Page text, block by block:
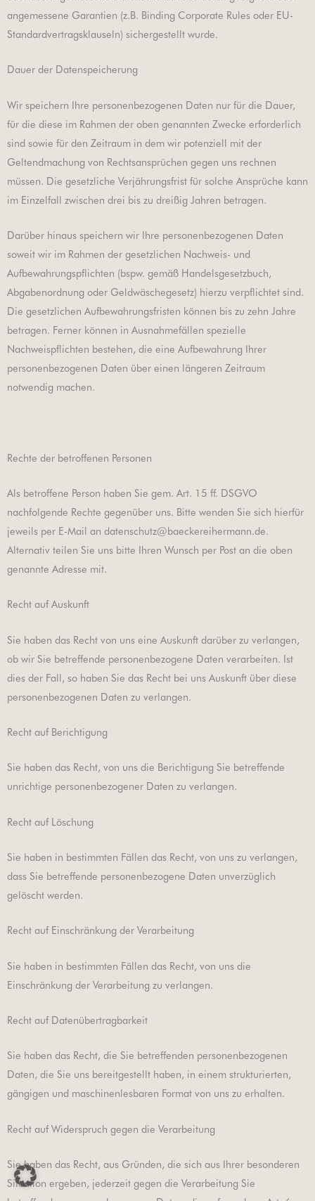
angemessene Garantien (z.B. Binding Corporate Rules oder EU-
Standardvertragsklauseln) sichergestellt wurde.
Dauer der Datenspeicherung
Wir speichern Ihre personenbezogenen Daten nur für die Dauer,
für die diese im Rahmen der oben genannten Zwecke erforderlich
sind sowie für den Zeitraum in dem wir potenziell mit der
Geltendmachung von Rechtsansprüchen gegen uns rechnen
müssen. Die gesetzliche Verjährungsfrist für solche Ansprüche kann
im Einzelfall zwischen drei bis zu dreißig Jahren betragen.
Darüber hinaus speichern wir Ihre personenbezogenen Daten
soweit wir im Rahmen der gesetzlichen Nachweis- und
Aufbewahrungspflichten (bspw. gemäß Handelsgesetzbuch,
Abgabenordnung oder Geldwäschegesetz) hierzu verpflichtet sind.
Die gesetzlichen Aufbewahrungsfristen können bis zu zehn Jahre
betragen. Ferner können in Ausnahmefällen spezielle
Nachweispflichten bestehen, die eine Aufbewahrung Ihrer
personenbezogenen Daten über einen längeren Zeitraum
notwendig machen.
Rechte der betroffenen Personen
Als betroffene Person haben Sie gem. Art. 15 ff. DSGVO
nachfolgende Rechte gegenüber uns. Bitte wenden Sie sich hierfür
jeweils per E-Mail an datenschutz@baeckereihermann.de.
Alternativ teilen Sie uns bitte Ihren Wunsch per Post an die oben
genannte Adresse mit.
Recht auf Auskunft
Sie haben das Recht von uns eine Auskunft darüber zu verlangen,
ob wir Sie betreffende personenbezogene Daten verarbeiten. Ist
dies der Fall, so haben Sie das Recht bei uns Auskunft über diese
personenbezogenen Daten zu verlangen.
Recht auf Berichtigung
Sie haben das Recht, von uns die Berichtigung Sie betreffende
unrichtige personenbezogener Daten zu verlangen.
Recht auf Löschung
Sie haben in bestimmten Fällen das Recht, von uns zu verlangen,
dass Sie betreffende personenbezogene Daten unverzüglich
gelöscht werden.
Recht auf Einschränkung der Verarbeitung
Sie haben in bestimmten Fällen das Recht, von uns die
Einschränkung der Verarbeitung zu verlangen.
Recht auf Datenübertragbarkeit
Sie haben das Recht, die Sie betreffenden personenbezogenen
Daten, die Sie uns bereitgestellt haben, in einem strukturierten,
gängigen und maschinenlesbaren Format von uns zu erhalten.
Recht auf Widerspruch gegen die Verarbeitung
Sie haben das Recht, aus Gründen, die sich aus Ihrer besonderen
Situation ergeben, jederzeit gegen die Verarbeitung Sie